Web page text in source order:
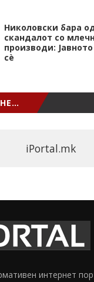
Николовски бара
скандалот со
производи:
сѐ
iPortal.mk
интернет